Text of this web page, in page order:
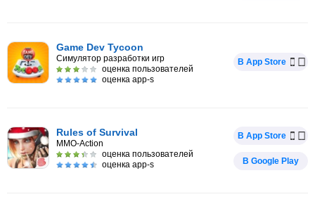
Game Dev Tycoon
Симулятор разработки игр
оценка пользователей
оценка app-s
В App Store
Rules of Survival
MMO-Action
оценка пользователей
оценка app-s
В App Store
В Google Play